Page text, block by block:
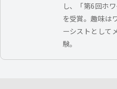
し、「第6回ホ
を受賞。趣味は
ーシストとして
験。